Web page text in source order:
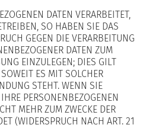
DATEN VERARBEITET,
SO HABEN SIE DAS
GEGEN DIE VERARBEITUNG
DATEN ZUM
EINZULEGEN; DIES GILT
ES MIT SOLCHER
STEHT. WENN SIE
PERSONENBEZOGENEN
MEHR ZUM ZWECKE DER
(WIDERSPRUCH NACH ART. 21